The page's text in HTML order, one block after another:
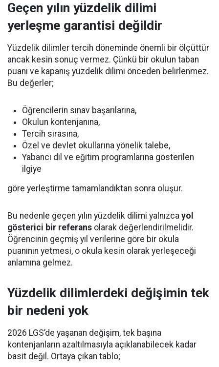
Geçen yılın yüzdelik dilimi
yerleşme garantisi değildir
Yüzdelik dilimler tercih döneminde önemli bir ölçüttür
ancak kesin sonuç vermez. Çünkü bir okulun taban
puanı ve kapanış yüzdelik dilimi önceden belirlenmez.
Bu değerler;
Öğrencilerin sınav başarılarına,
Okulun kontenjanına,
Tercih sırasına,
Özel ve devlet okullarına yönelik talebe,
Yabancı dil ve eğitim programlarına gösterilen
ilgiye
göre yerleştirme tamamlandıktan sonra oluşur.
Bu nedenle geçen yılın yüzdelik dilimi yalnızca yol
gösterici bir referans olarak değerlendirilmelidir.
Öğrencinin geçmiş yıl verilerine göre bir okula
puanının yetmesi, o okula kesin olarak yerleşeceği
anlamına gelmez.
Yüzdelik dilimlerdeki değişimin tek
bir nedeni yok
2026 LGS’de yaşanan değişim, tek başına
kontenjanların azaltılmasıyla açıklanabilecek kadar
basit değil. Ortaya çıkan tablo;